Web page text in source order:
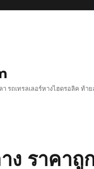
า รถเทรลเลอร์หางไฮดรอลิค
ง ราคาถู